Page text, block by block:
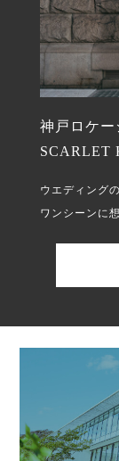
神戸ロケ
SCARLET
ウエディング
ワンシーンに